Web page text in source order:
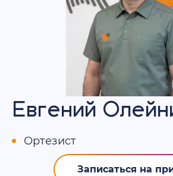
Евгений
Ортезист
Записаться на